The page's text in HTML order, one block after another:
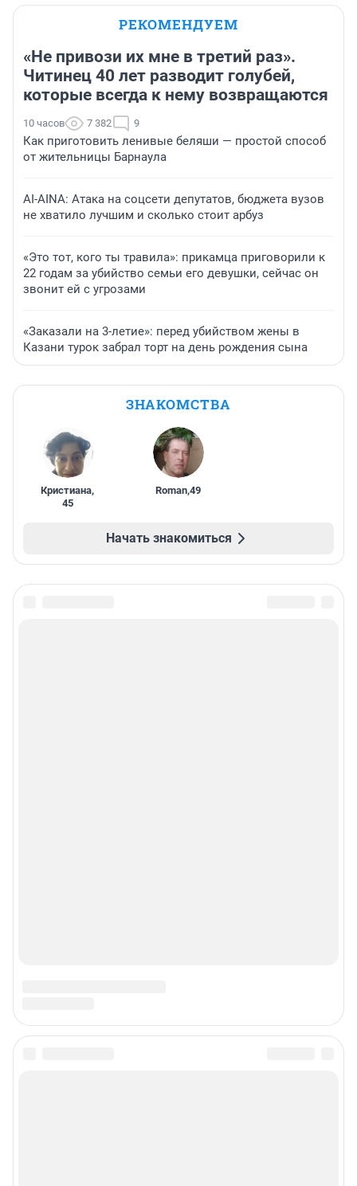
РЕКОМЕНДУЕМ
«Не привози их мне в третий раз».
Читинец 40 лет разводит голубей,
которые всегда к нему возвращаются
10 часов 7 382 9
Как приготовить ленивые беляши — простой способ
от жительницы Барнаула
AI-AINA: Атака на соцсети депутатов, бюджета вузов
не хватило лучшим и сколько стоит арбуз
«Это тот, кого ты травила»: прикамца приговорили к
22 годам за убийство семьи его девушки, сейчас он
звонит ей с угрозами
«Заказали на 3-летие»: перед убийством жены в
Казани турок забрал торт на день рождения сына
ЗНАКОМСТВА
Кристиана,
45
Roman,49
Начать знакомиться